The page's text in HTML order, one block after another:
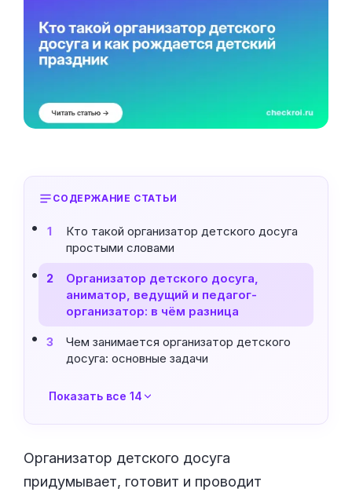
СОДЕРЖАНИЕ СТАТЬИ
1
Кто такой организатор детского досуга
простыми словами
2
Организатор детского досуга,
аниматор, ведущий и педагог-
организатор: в чём разница
3
Чем занимается организатор детского
досуга: основные задачи
Показать все 14
Организатор детского досуга
придумывает, готовит и проводит